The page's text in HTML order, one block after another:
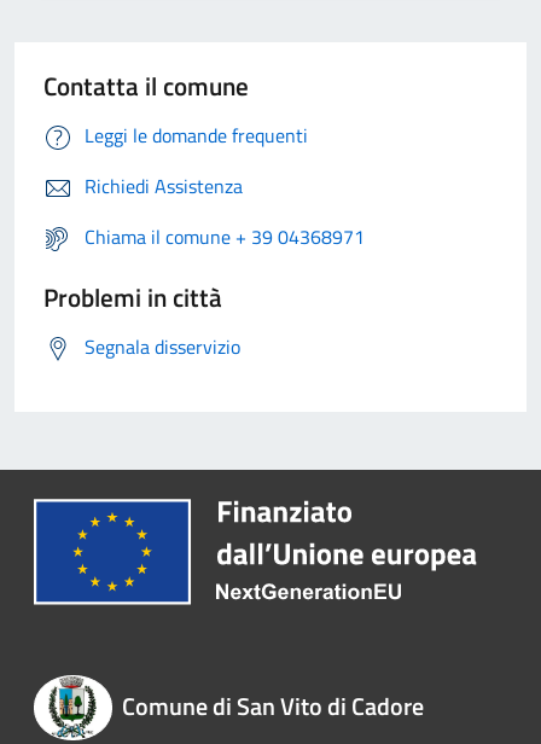
Contatta il comune
Leggi le domande frequenti
Richiedi Assistenza
Chiama il comune + 39 04368971
Problemi in città
Segnala disservizio
Comune di San Vito di Cadore